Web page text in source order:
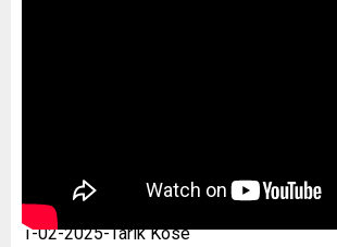
1-02-2025-Tarık Köse